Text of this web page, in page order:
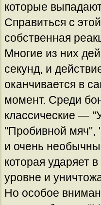
которые
Справиться с
собственная
Многие из них
секунд, и
оканчивается в
момент. Среди
классические —
"Пробивной мяч",
и очень
которая ударяет
уровне и
Но особое